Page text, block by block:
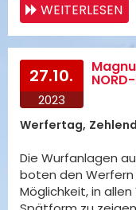
WEITERLESEN
27.10.
2023
Werfertag,
Die Wurfanlagen
boten den Werfern
Möglichkeit, in